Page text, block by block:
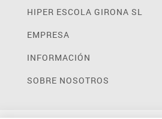
HIPER ESCOLA GIRONA SL
EMPRESA
INFORMACIÓN
SOBRE NOSOTROS